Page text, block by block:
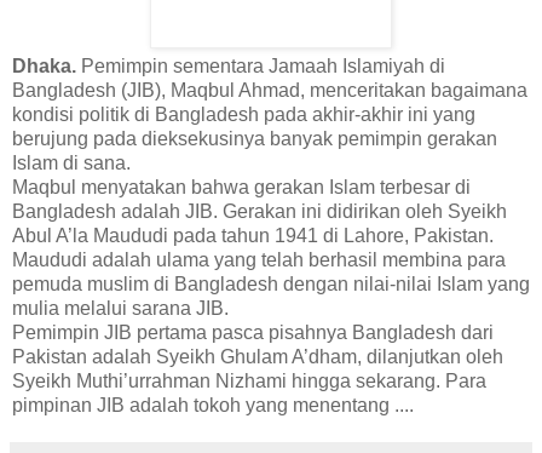
Dhaka. Pemimpin sementara Jamaah Islamiyah di
Bangladesh (JIB), Maqbul Ahmad, menceritakan bagaimana
kondisi politik di Bangladesh pada akhir-akhir ini yang
berujung pada dieksekusinya banyak pemimpin gerakan
Islam di sana.
Maqbul menyatakan bahwa gerakan Islam terbesar di
Bangladesh adalah JIB. Gerakan ini didirikan oleh Syeikh
Abul A’la Maududi pada tahun 1941 di Lahore, Pakistan.
Maududi adalah ulama yang telah berhasil membina para
pemuda muslim di Bangladesh dengan nilai-nilai Islam yang
mulia melalui sarana JIB.
Pemimpin JIB pertama pasca pisahnya Bangladesh dari
Pakistan adalah Syeikh Ghulam A’dham, dilanjutkan oleh
Syeikh Muthi’urrahman Nizhami hingga sekarang. Para
pimpinan JIB adalah tokoh yang menentang ....